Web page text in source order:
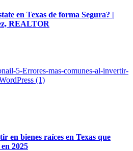
en Texas de forma Segura? |
REALTOR
en bienes raíces en Texas que
2025